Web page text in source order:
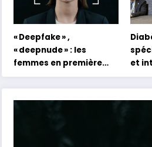
expériences »
« Deepfake » ,
« deepnude » : les
femmes en première
ligne face aux dangers
de l’intelligence
artificielle
et